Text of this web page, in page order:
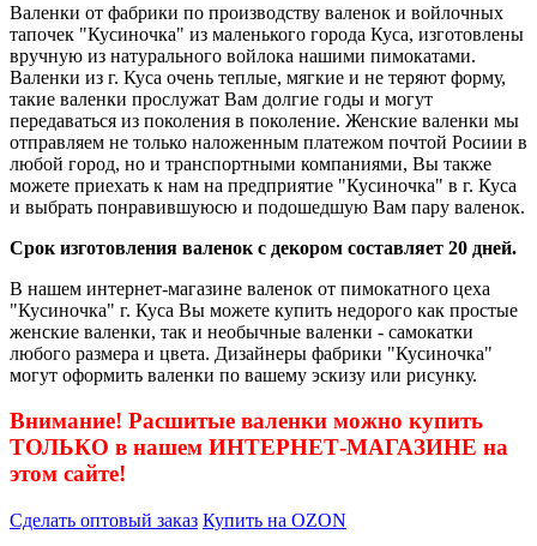
Валенки от фабрики по производству валенок и войлочных
тапочек "Кусиночка" из маленького города Куса, изготовлены
вручную из натурального войлока нашими пимокатами.
Валенки из г. Куса очень теплые, мягкие и не теряют форму,
такие валенки прослужат Вам долгие годы и могут
передаваться из поколения в поколение. Женские валенки мы
отправляем не только наложенным платежом почтой Росиии в
любой город, но и транспортными компаниями, Вы также
можете приехать к нам на предприятие "Кусиночка" в г. Куса
и выбрать понравившуюсю и подошедшую Вам пару валенок.
Срок изготовления валенок с декором составляет 20 дней.
В нашем интернет-магазине валенок от пимокатного цеха
"Кусиночка" г. Куса Вы можете купить недорого как простые
женские валенки, так и необычные валенки - самокатки
любого размера и цвета. Дизайнеры фабрики "Кусиночка"
могут оформить валенки по вашему эскизу или рисунку.
Внимание! Расшитые валенки можно купить
ТОЛЬКО в нашем ИНТЕРНЕТ-МАГАЗИНЕ на
этом сайте!
Сделать оптовый заказ Купить на OZON